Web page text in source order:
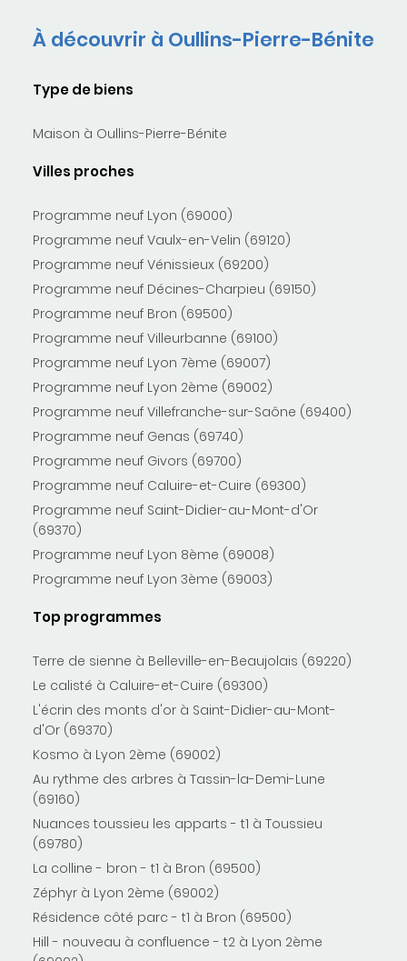
À découvrir à Oullins-Pierre-Bénite
Type de biens
Maison à Oullins-Pierre-Bénite
Villes proches
Programme neuf Lyon (69000)
Programme neuf Vaulx-en-Velin (69120)
Programme neuf Vénissieux (69200)
Programme neuf Décines-Charpieu (69150)
Programme neuf Bron (69500)
Programme neuf Villeurbanne (69100)
Programme neuf Lyon 7ème (69007)
Programme neuf Lyon 2ème (69002)
Programme neuf Villefranche-sur-Saône (69400)
Programme neuf Genas (69740)
Programme neuf Givors (69700)
Programme neuf Caluire-et-Cuire (69300)
Programme neuf Saint-Didier-au-Mont-d'Or
(69370)
Programme neuf Lyon 8ème (69008)
Programme neuf Lyon 3ème (69003)
Top programmes
Terre de sienne à Belleville-en-Beaujolais (69220)
Le calisté à Caluire-et-Cuire (69300)
L'écrin des monts d'or à Saint-Didier-au-Mont-
d'Or (69370)
Kosmo à Lyon 2ème (69002)
Au rythme des arbres à Tassin-la-Demi-Lune
(69160)
Nuances toussieu les apparts - t1 à Toussieu
(69780)
La colline - bron - t1 à Bron (69500)
Zéphyr à Lyon 2ème (69002)
Résidence côté parc - t1 à Bron (69500)
Hill - nouveau à confluence - t2 à Lyon 2ème